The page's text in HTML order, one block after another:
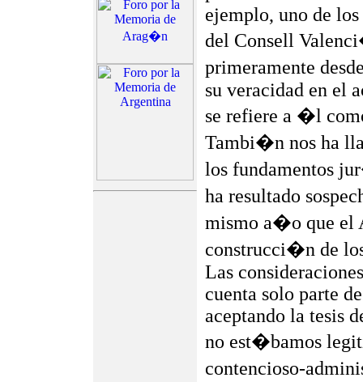
ejemplo, uno de
del Consell
primeramente
su veracidad en el
se refiere a �l
Tambi�n nos ha
los fundamentos
ha resultado
mismo a�o que el
construcci�n de
Las
cuenta solo parte
aceptando la tesis
no est�bamos
contencioso-